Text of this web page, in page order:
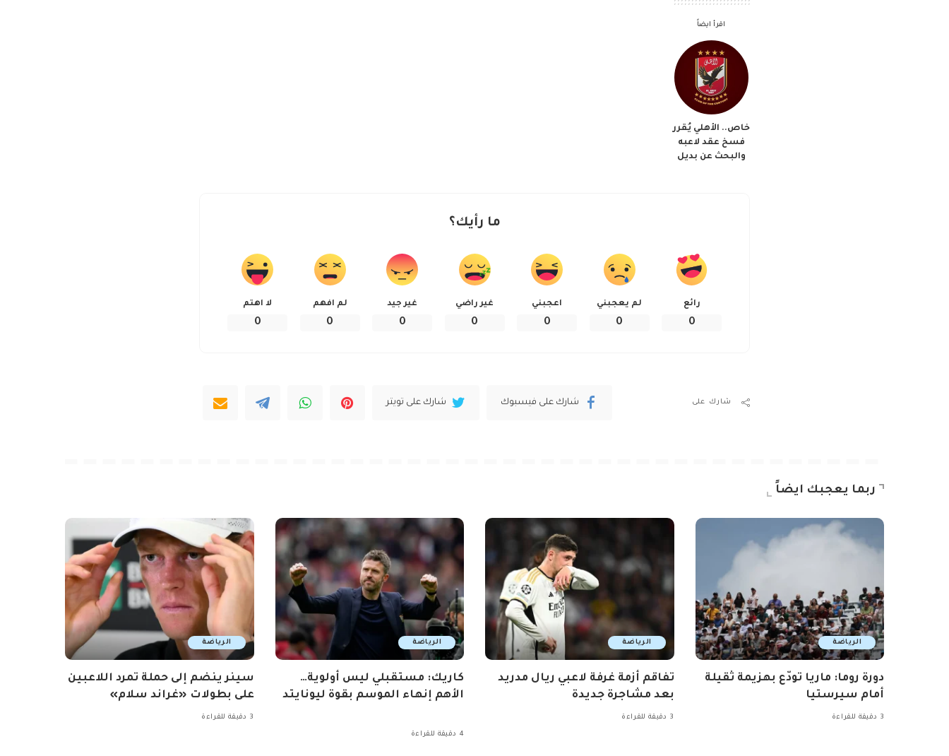
اقرأ ايضاً
خاص.. الأهلي يُقرر
فسخ عقد لاعبه
والبحث عن بديل
ما رأيك؟
رائع
0
لم يعجبني
0
اعجبني
0
غير راضي
0
غير جيد
0
لم افهم
0
لا اهتم
0
شارك على شارك على فيسبوك شارك على تويتر
ربما يعجبك ايضاً
الرياضة
دورة روما: ماريا تودّع بهزيمة ثقيلة
أمام سيرستيا
3 دقيقة للقراءة
الرياضة
تفاقم أزمة غرفة لاعبي ريال مدريد
بعد مشاجرة جديدة
3 دقيقة للقراءة
الرياضة
كاريك: مستقبلي ليس أولوية…
الأهم إنهاء الموسم بقوة ليونايتد
4 دقيقة للقراءة
الرياضة
سينر ينضم إلى حملة تمرد اللاعبين
على بطولات «غراند سلام»
3 دقيقة للقراءة